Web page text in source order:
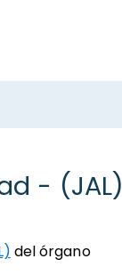
- (JAL)
del órgano